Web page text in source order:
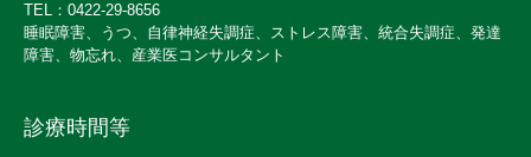
TEL：0422-29-8656
睡眠障害、うつ、自律神経失調症、ストレス障害、統合失調症、発達
障害、物忘れ、産業医コンサルタント
診療時間等